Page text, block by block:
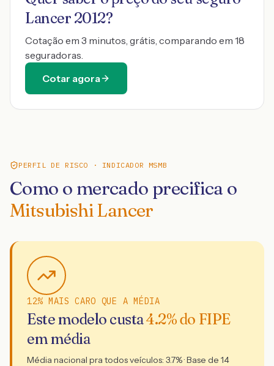
Lancer 2012?
Cotação em 3 minutos, grátis, comparando em 18
seguradoras.
Cotar agora
PERFIL DE RISCO · INDICADOR MSMB
Como o mercado precifica o
Mitsubishi Lancer
12% MAIS CARO QUE A MÉDIA
Este modelo custa4.2% do FIPE
em média
Média nacional pra todos veículos: 3.7% · Base de 14